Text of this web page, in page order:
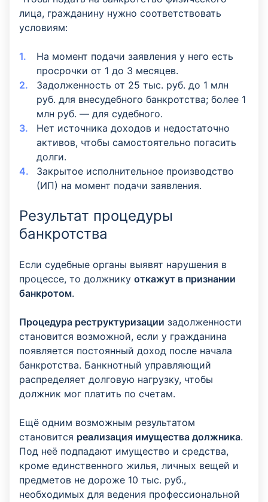
лица, гражданину нужно соответствовать
условиям:
На момент подачи заявления у него есть
просрочки от 1 до 3 месяцев.
Задолженность от 25 тыс. руб. до 1 млн
руб. для внесудебного банкротства; более 1
млн руб. — для судебного.
Нет источника доходов и недостаточно
активов, чтобы самостоятельно погасить
долги.
Закрытое исполнительное производство
(ИП) на момент подачи заявления.
Результат процедуры
банкротства
Если судебные органы выявят нарушения в
процессе, то должнику откажут в признании
банкротом.
Процедура реструктуризации задолженности
становится возможной, если у гражданина
появляется постоянный доход после начала
банкротства. Банкнотный управляющий
распределяет долговую нагрузку, чтобы
должник мог платить по счетам.
Ещё одним возможным результатом
становится реализация имущества должника.
Под неё подпадают имущество и средства,
кроме единственного жилья, личных вещей и
предметов не дороже 10 тыс. руб.,
необходимых для ведения профессиональной